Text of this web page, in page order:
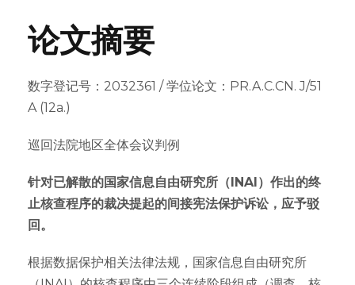
论文摘要
数字登记号：2032361 / 学位论文：PR.A.C.CN. J/51
A (12a.)
巡回法院地区全体会议判例
针对已解散的国家信息自由研究所（INAI）作出的终
止核查程序的裁决提起的间接宪法保护诉讼，应予驳
回。
根据数据保护相关法律法规，国家信息自由研究所